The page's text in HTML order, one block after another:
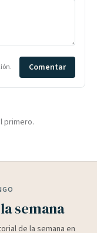
Comentar
primero.
semana
de la semana en